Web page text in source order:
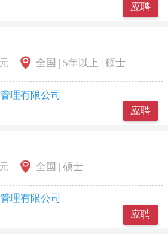
应聘
应聘
全国 | 5年以上 | 硕士
理有限公司
应聘
全国 | 硕士
理有限公司